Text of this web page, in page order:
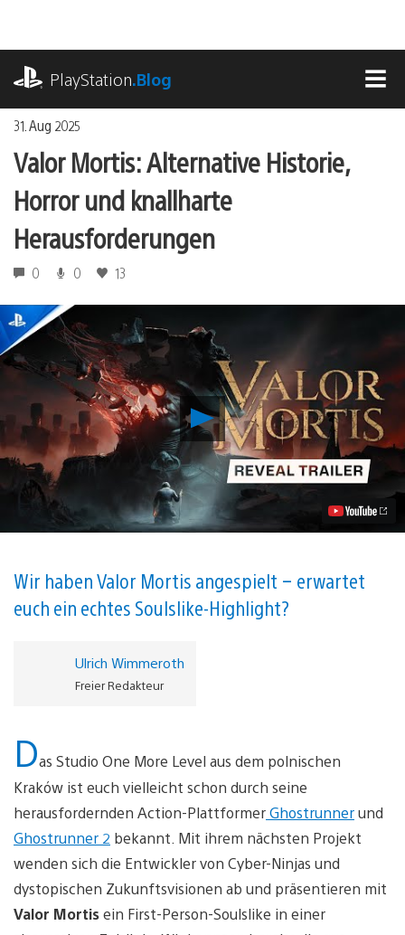
springen
PlayStation.Blog
31. Aug 2025
Valor Mortis: Alternative Historie,
Horror und knallharte
Herausforderungen
0 0 13
Valor
Mortis:
Alternative
Historie,
Horror
und
knallharte
Herausforderungen
Wir haben Valor Mortis angespielt – erwartet
euch ein echtes Soulslike-Highlight?
Ulrich Wimmeroth
Freier Redakteur
Das Studio One More Level aus dem polnischen
Kraków ist euch vielleicht schon durch seine
herausfordernden Action-PlattformerGhostrunnerund
Ghostrunner 2 bekannt. Mit ihrem nächsten Projekt
wenden sich die Entwickler von Cyber-Ninjas und
dystopischen Zukunftsvisionen ab und präsentieren mit
Valor Mortisein First-Person-Soulslike in einer